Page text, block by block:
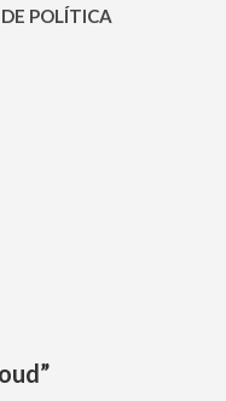
POLÍTICA